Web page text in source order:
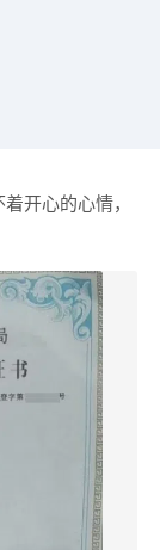
开心的心情，